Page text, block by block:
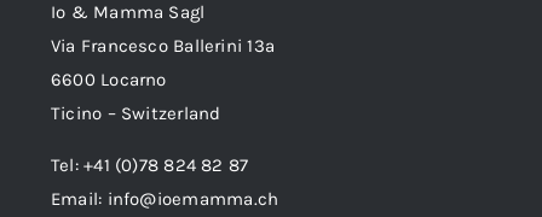
Io & Mamma Sagl
Via Francesco Ballerini 13a
6600 Locarno
Ticino – Switzerland
Tel: +41 (0)78 824 82 87
Email: info@ioemamma.ch